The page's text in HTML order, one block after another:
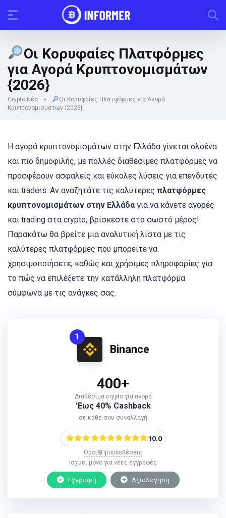
Οι Κορυφαίες Πλατφόρμες
για Αγορά Κρυπτονομισμάτων
{2026}
Crypto Νέα »
Οι Κορυφαίες Πλατφόρμες για Αγορά
Κρυπτονομισμάτων {2026}
Η αγορά κρυπτονομισμάτων στην Ελλάδα γίνεται ολοένα
και πιο δημοφιλής, με πολλές διαθέσιμες πλατφόρμες να
προσφέρουν ασφαλείς και εύκολες λύσεις για επενδυτές
και traders. Αν αναζητάτε τις καλύτερες πλατφόρμες
κρυπτονομισμάτων στην Ελλάδα για να κάνετε αγορές
και trading στα crypto, βρίσκεστε στο σωστό μέρος!
Παρακάτω θα βρείτε μια αναλυτική λίστα με τις
καλύτερες πλατφόρμες που μπορείτε να
χρησιμοποιήσετε, καθώς και χρήσιμες πληροφορίες για
το πώς να επιλέξετε την κατάλληλη πλατφόρμα
σύμφωνα με τις ανάγκες σας.
1
Binance
400+
Διαθέσιμα crypto για αγορά
'Εως 40% Cashback
σε κάθε σου συναλλαγή
10.0
Όροι&Προϋποθέσεις
Ισχύει μόνο για νέες εγγραφές
Εγγραφή Αξιολόγηση